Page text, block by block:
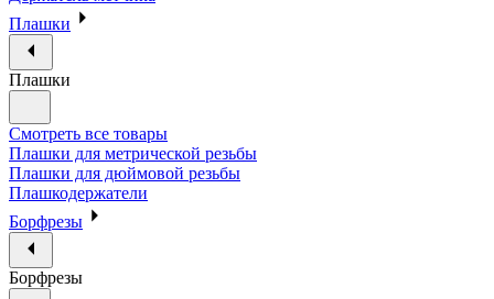
Плашки
Плашки
Смотреть все товары
Плашки для метрической резьбы
Плашки для дюймовой резьбы
Плашкодержатели
Борфрезы
Борфрезы